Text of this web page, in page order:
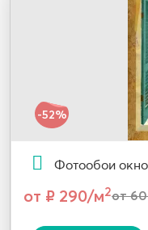
-52%
Фотообои
от ₽ 290/м2от